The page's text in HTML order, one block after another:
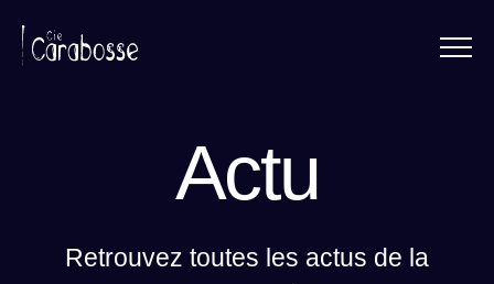
Actu
Retrouvez toutes les actus de la